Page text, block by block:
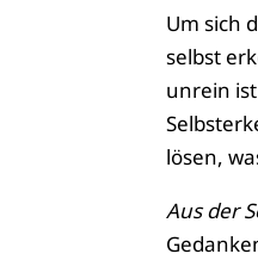
Um sich
selbst
unrein
lösen,
Aus der